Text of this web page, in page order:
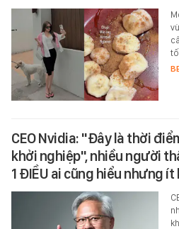
CEO Nvidia: "Đây là thời
khởi nghiệp", nhiều người
1 ĐIỀU ai cũng hiểu nhưng